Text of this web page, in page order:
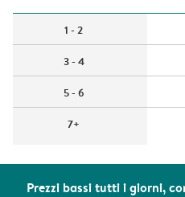
Prezzi bassi tutti i giorni,
1 - 2
3 - 4
5 - 6
7+